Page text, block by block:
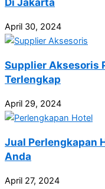
April 30, 2024
Supplier Aksesoris
Terlengkap
April 29, 2024
Jual Perlengkapan
Anda
April 27, 2024